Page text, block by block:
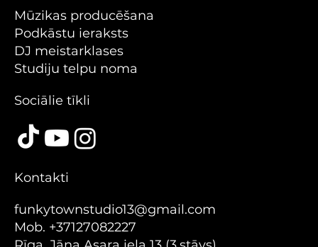
Mūzikas producēšana
Podkāstu ieraksts
DJ meistarklases
Studiju telpu noma
Sociālie tīkli
Kontakti
funkytownstudio13@gmail.com
Mob. +37127082227